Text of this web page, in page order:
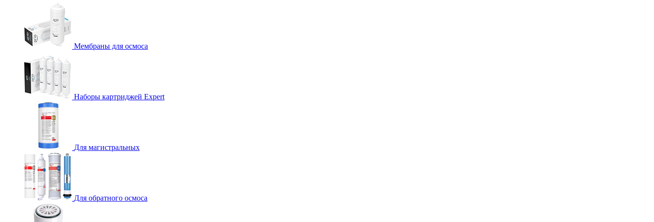
Мембраны для осмоса
Наборы картриджей Expert
Для магистральных
Для обратного осмоса